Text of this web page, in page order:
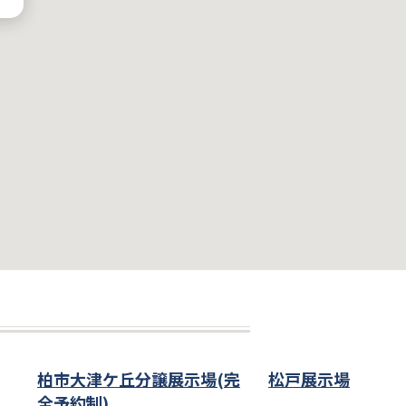
柏市大津ケ丘分譲展示場(完
松戸展示場